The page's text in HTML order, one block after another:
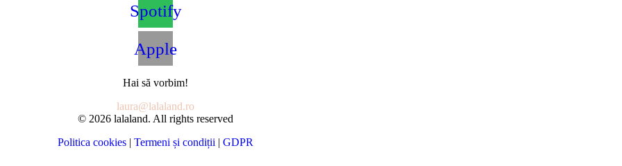
Spotify
Apple
Hai să vorbim!
laura@lalaland.ro
© 2026 lalaland. All rights reserved
Politica cookies | Termeni și condiții | GDPR